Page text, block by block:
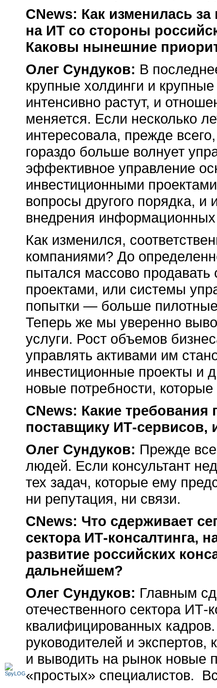
CNews: Как изменилась
на ИТ со стороны
Каковы нынешние
Олег Сундуков: В
крупные холдинги и
интенсивно растут, и
меняется. Если несколько
интересовала, прежде
гораздо больше волнует
эффективное управление
инвестиционными
вопросы другого порядка, и
внедрения
Как изменился,
компаниями? До
пытался массово
проектами, или системы
попытки — больше
Теперь же мы уверенно
услуги. Рост объемов
управлять активами им
инвестиционные проекты и
новые потребности,
CNews: Какие
поставщику ИТ-сервисов,
Олег Сундуков: Прежде
людей. Если консультант
тех задач, которые ему
ни репутация, ни связи.
CNews: Что сдерживает
сектора ИТ-консалтинга,
развитие российских
дальнейшем?
Олег Сундуков: Главным
отечественного сектора ИТ-
квалифицированных
руководителей и
и выводить на рынок новые
«простых» специалистов.